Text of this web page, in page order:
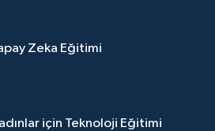
Zeka Eğitimi
için Teknoloji Eğitimi